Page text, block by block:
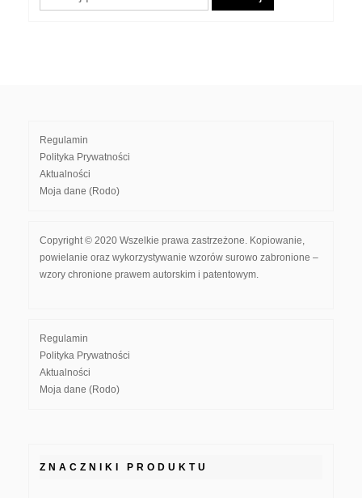
Regulamin
Polityka Prywatności
Aktualności
Moja dane (Rodo)
Copyright © 2020 Wszelkie prawa zastrzeżone. Kopiowanie,
powielanie oraz wykorzystywanie wzorów surowo zabronione –
wzory chronione prawem autorskim i patentowym.
Regulamin
Polityka Prywatności
Aktualności
Moja dane (Rodo)
ZNACZNIKI PRODUKTU